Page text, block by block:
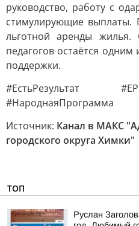
руководство, работу с
стимулирующие выплаты.
льготной аренды жилья.
педагогов остаётся
поддержки.
#ЕстьРезультат
#НароднаяПрограмма
Источник: Канал в МАКС
городского округа Химки"
ТОП
Руслан